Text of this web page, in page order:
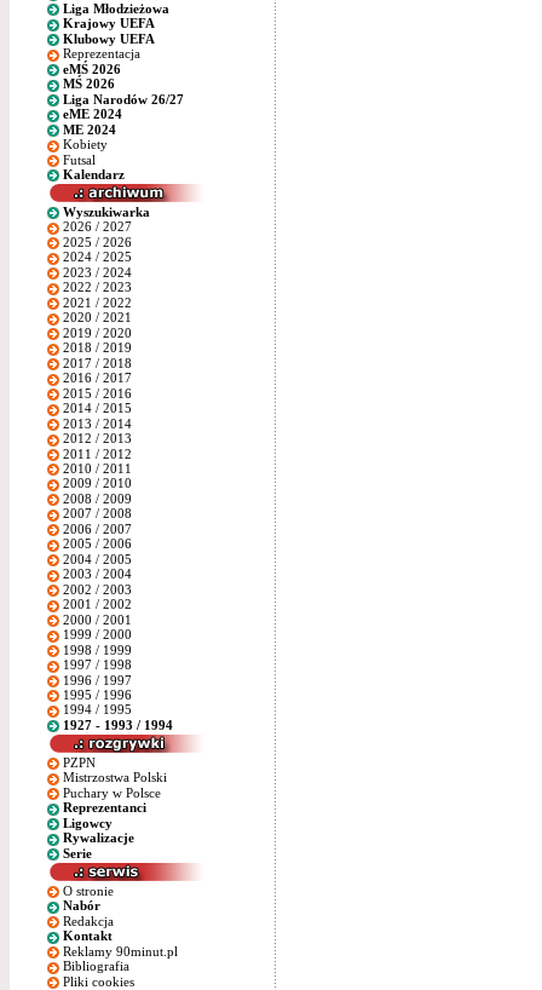
Liga Młodzieżowa
Krajowy UEFA
Klubowy UEFA
Reprezentacja
eMŚ 2026
MŚ 2026
Liga Narodów 26/27
eME 2024
ME 2024
Kobiety
Futsal
Kalendarz
Wyszukiwarka
2026 / 2027
2025 / 2026
2024 / 2025
2023 / 2024
2022 / 2023
2021 / 2022
2020 / 2021
2019 / 2020
2018 / 2019
2017 / 2018
2016 / 2017
2015 / 2016
2014 / 2015
2013 / 2014
2012 / 2013
2011 / 2012
2010 / 2011
2009 / 2010
2008 / 2009
2007 / 2008
2006 / 2007
2005 / 2006
2004 / 2005
2003 / 2004
2002 / 2003
2001 / 2002
2000 / 2001
1999 / 2000
1998 / 1999
1997 / 1998
1996 / 1997
1995 / 1996
1994 / 1995
1927 - 1993 / 1994
PZPN
Mistrzostwa Polski
Puchary w Polsce
Reprezentanci
Ligowcy
Rywalizacje
Serie
O stronie
Nabór
Redakcja
Kontakt
Reklamy 90minut.pl
Bibliografia
Pliki cookies